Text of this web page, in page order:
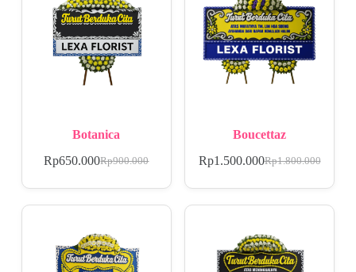
Botanica
Rp900.000
Rp650.000
Boucettaz
Rp1.800.000
Rp1.500.000